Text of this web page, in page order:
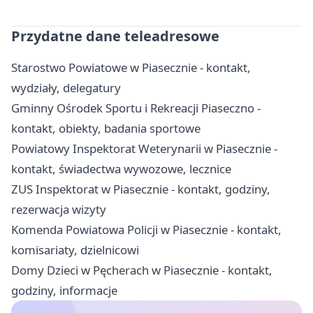
Przydatne dane teleadresowe
Starostwo Powiatowe w Piasecznie - kontakt,
wydziały, delegatury
Gminny Ośrodek Sportu i Rekreacji Piaseczno -
kontakt, obiekty, badania sportowe
Powiatowy Inspektorat Weterynarii w Piasecznie -
kontakt, świadectwa wywozowe, lecznice
ZUS Inspektorat w Piasecznie - kontakt, godziny,
rezerwacja wizyty
Komenda Powiatowa Policji w Piasecznie - kontakt,
komisariaty, dzielnicowi
Domy Dzieci w Pęcherach w Piasecznie - kontakt,
godziny, informacje